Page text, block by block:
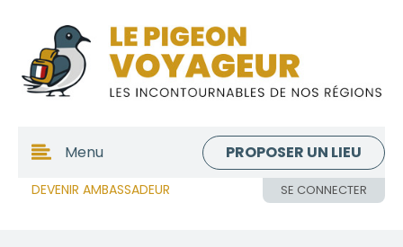
DEVENIR AMBASSADEUR SE CONNECTER
Menu PROPOSER UN LIEU